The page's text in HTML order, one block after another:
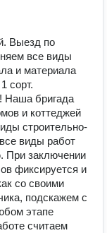
Выезд по
все виды
и материала
сорт.
Наша бригада
и коттеджей
строительно-
виды работ
При заключении
фиксируется и
со своими
подскажем с
этапе
считаем